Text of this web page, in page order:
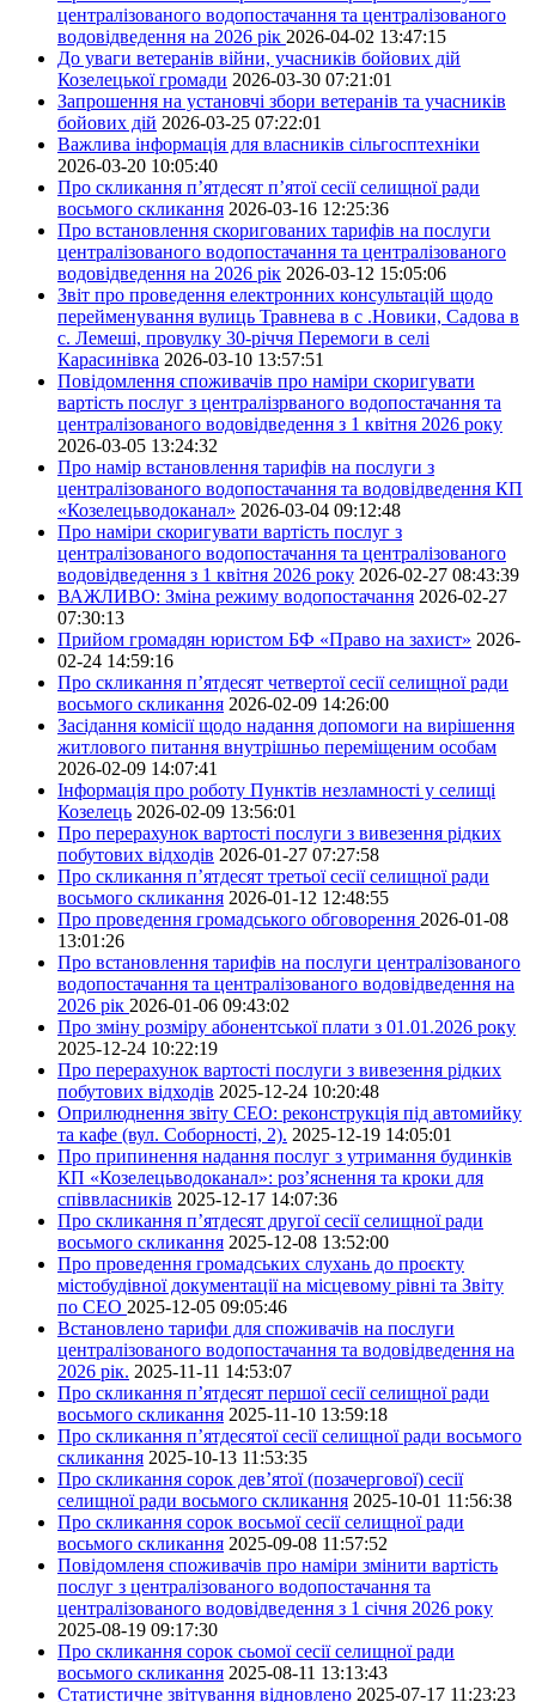
централізованого водопостачання та централізованого
водовідведення на 2026 рік 2026-04-02 13:47:15
До уваги ветеранів війни, учасників бойових дій
Козелецької громади 2026-03-30 07:21:01
Запрошення на установчі збори ветеранів та учасників
бойових дій 2026-03-25 07:22:01
Важлива інформація для власників сільгосптехніки
2026-03-20 10:05:40
Про скликання п’ятдесят п’ятої сесії селищної ради
восьмого скликання 2026-03-16 12:25:36
Про встановлення скоригованих тарифів на послуги
централізованого водопостачання та централізованого
водовідведення на 2026 рік 2026-03-12 15:05:06
Звіт про проведення електронних консультацій щодо
перейменування вулиць Травнева в с .Новики, Садова в
с. Лемеші, провулку 30-річчя Перемоги в селі
Карасинівка 2026-03-10 13:57:51
Повідомлення споживачів про наміри скоригувати
вартість послуг з централізрваного водопостачання та
централізованого водовідведення з 1 квітня 2026 року
2026-03-05 13:24:32
Про намір встановлення тарифів на послуги з
централізованого водопостачання та водовідведення КП
«Козелецьводоканал» 2026-03-04 09:12:48
Про наміри скоригувати вартість послуг з
централізованого водопостачання та централізованого
водовідведення з 1 квітня 2026 року 2026-02-27 08:43:39
ВАЖЛИВО: Зміна режиму водопостачання 2026-02-27
07:30:13
Прийом громадян юристом БФ «Право на захист» 2026-
02-24 14:59:16
Про скликання п’ятдесят четвертої сесії селищної ради
восьмого скликання 2026-02-09 14:26:00
Засідання комісії щодо надання допомоги на вирішення
житлового питання внутрішньо переміщеним особам
2026-02-09 14:07:41
Інформація про роботу Пунктів незламності у селищі
Козелець 2026-02-09 13:56:01
Про перерахунок вартості послуги з вивезення рідких
побутових відходів 2026-01-27 07:27:58
Про скликання п’ятдесят третьої сесії селищної ради
восьмого скликання 2026-01-12 12:48:55
Про проведення громадського обговорення 2026-01-08
13:01:26
Про встановлення тарифів на послуги централізованого
водопостачання та централізованого водовідведення на
2026 рік 2026-01-06 09:43:02
Про зміну розміру абонентської плати з 01.01.2026 року
2025-12-24 10:22:19
Про перерахунок вартості послуги з вивезення рідких
побутових відходів 2025-12-24 10:20:48
Оприлюднення звіту СЕО: реконструкція під автомийку
та кафе (вул. Соборності, 2). 2025-12-19 14:05:01
Про припинення надання послуг з утримання будинків
КП «Козелецьводоканал»: роз’яснення та кроки для
співвласників 2025-12-17 14:07:36
Про скликання п’ятдесят другої сесії селищної ради
восьмого скликання 2025-12-08 13:52:00
Про проведення громадських слухань до проєкту
містобудівної документації на місцевому рівні та Звіту
по СЕО 2025-12-05 09:05:46
Встановлено тарифи для споживачів на послуги
централізованого водопостачання та водовідведення на
2026 рік. 2025-11-11 14:53:07
Про скликання п’ятдесят першої сесії селищної ради
восьмого скликання 2025-11-10 13:59:18
Про скликання п’ятдесятої сесії селищної ради восьмого
скликання 2025-10-13 11:53:35
Про скликання сорок дев’ятої (позачергової) сесії
селищної ради восьмого скликання 2025-10-01 11:56:38
Про скликання сорок восьмої сесії селищної ради
восьмого скликання 2025-09-08 11:57:52
Повідомленя споживачів про наміри змінити вартість
послуг з централізованого водопостачання та
централізованого водовідведення з 1 січня 2026 року
2025-08-19 09:17:30
Про скликання сорок сьомої сесії селищної ради
восьмого скликання 2025-08-11 13:13:43
Статистичне звітування відновлено 2025-07-17 11:23:23